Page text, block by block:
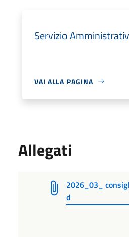
Servizio
VAI ALLA PAGINA
Allegati
2026_03_
d